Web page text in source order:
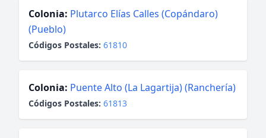
Colonia: Plutarco Elías Calles (Copándaro)
(Pueblo)
Códigos Postales: 61810
Colonia: Puente Alto (La Lagartija) (Ranchería)
Códigos Postales: 61813